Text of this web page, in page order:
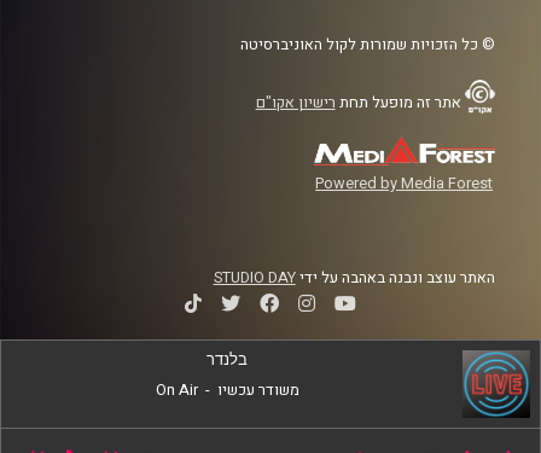
© כל הזכויות שמורות לקול האוניברסיטה
אתר זה מופעל תחת רישיון אקו"ם
Powered by Media Forest
האתר עוצב ונבנה באהבה על ידיSTUDIO DAY
בלנדר
משודר עכשיו -
On Air